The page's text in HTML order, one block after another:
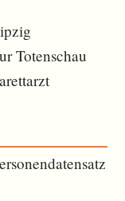
Totenschau